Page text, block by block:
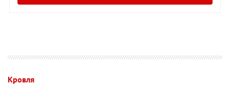
Кровля